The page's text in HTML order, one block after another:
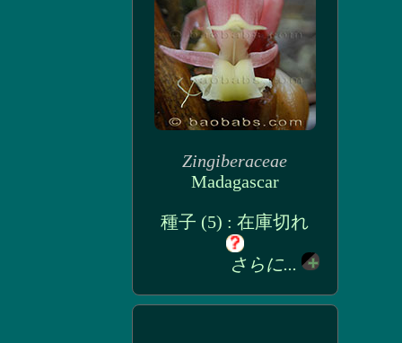
Zingiberaceae
Madagascar
種子 (5) : 在庫切れ
さらに...